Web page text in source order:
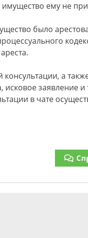
ему не
было
а
исковое заявление
в чате